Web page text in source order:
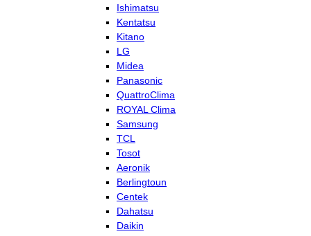
Ishimatsu
Kentatsu
Kitano
LG
Midea
Panasonic
QuattroClima
ROYAL Clima
Samsung
TCL
Tosot
Aeronik
Berlingtoun
Centek
Dahatsu
Daikin